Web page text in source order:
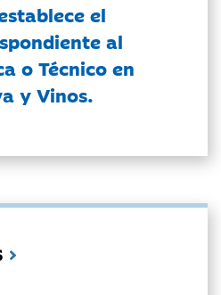
el
al
o Técnico en
y Vinos.